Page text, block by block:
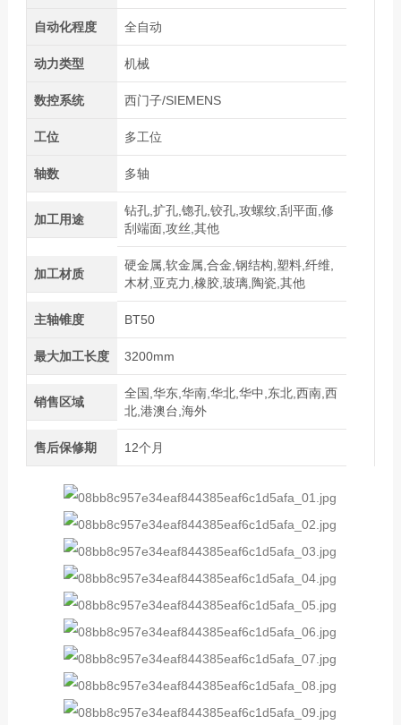
自动化程度 全自动
动力类型 机械
数控系统 西门子/SIEMENS
工位 多工位
轴数 多轴
加工用途
钻孔,扩孔,锪孔,铰孔,攻螺纹,刮平面,修
刮端面,攻丝,其他
加工材质
硬金属,软金属,合金,钢结构,塑料,纤维,
木材,亚克力,橡胶,玻璃,陶瓷,其他
主轴锥度 BT50
最大加工长度 3200mm
销售区域
全国,华东,华南,华北,华中,东北,西南,西
北,港澳台,海外
售后保修期 12个月